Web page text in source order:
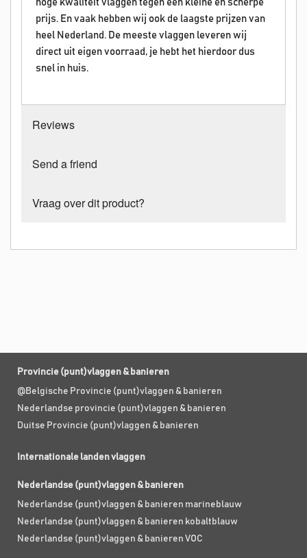
hoge kwaliteit vlaggen tegen een kleine en scherpe
prijs. En vaak hebben wij ook de laagste prijzen van
heel Nederland. De meeste vlaggen leveren wij
direct uit eigen voorraad, je hebt het hierdoor dus
snel in huis.
Reviews
Send a friend
Vraag over dit product?
Provincie (punt)vlaggen & banieren
@Belgische Provincie (punt)vlaggen & banieren
Nederlandse provincie (punt)vlaggen & banieren
Duitse Provincie (punt)vlaggen & banieren
Internationale landen vlaggen
Nederlandse (punt)vlaggen & banieren
Nederlandse (punt)vlaggen & banieren marineblauw
Nederlandse (punt)vlaggen & banieren kobaltblauw
Nederlandse (punt)vlaggen & banieren VOC